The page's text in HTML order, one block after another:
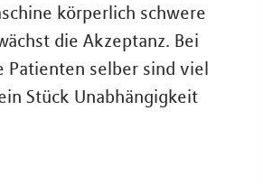
körperlich schwere
die Akzeptanz. Bei
selber sind viel
Stück Unabhängigkeit